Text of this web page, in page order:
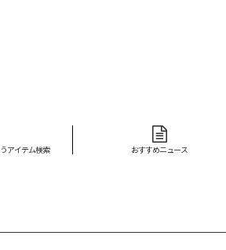
アイテム検索 おすすめニュース